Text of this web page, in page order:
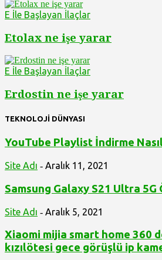
E İle Başlayan İlaçlar
Etolax ne işe yarar
E İle Başlayan İlaçlar
Erdostin ne işe yarar
TEKNOLOJİ DÜNYASI
YouTube Playlist İndirme Nasıl
Site Adı - Aralık 11, 2021
Samsung Galaxy S21 Ultra
Site Adı - Aralık 5, 2021
Xiaomi mijia smart home 360
kızılötesi gece görüşlü ip